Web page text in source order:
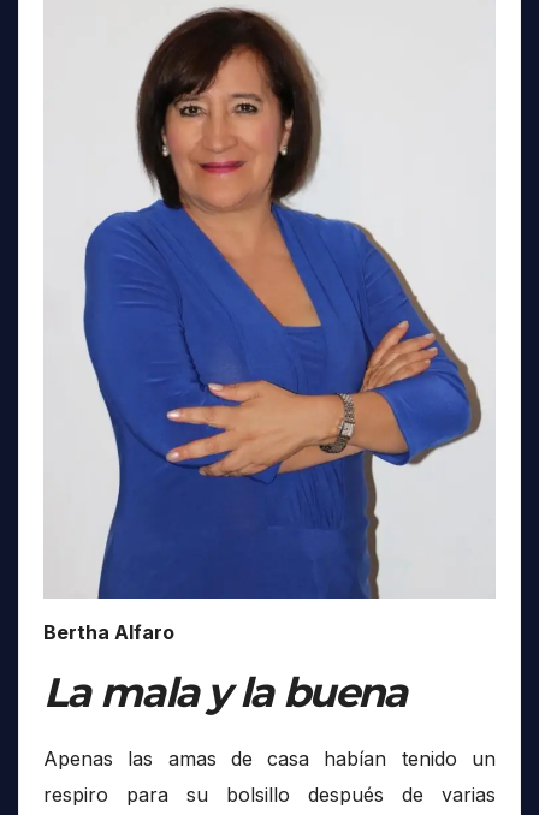
Bertha Alfaro
La mala y la buena
Apenas las amas de casa habían tenido un
respiro para su bolsillo después de varias